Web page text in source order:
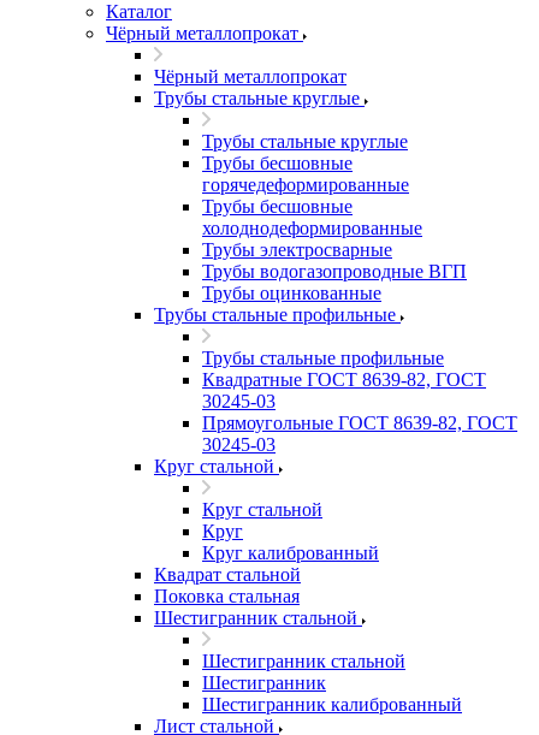
Каталог
Чёрный металлопрокат
Чёрный металлопрокат
Трубы стальные круглые
Трубы стальные круглые
Трубы бесшовные
горячедеформированные
Трубы бесшовные
холоднодеформированные
Трубы электросварные
Трубы водогазопроводные ВГП
Трубы оцинкованные
Трубы стальные профильные
Трубы стальные профильные
Квадратные ГОСТ 8639-82, ГОСТ
30245-03
Прямоугольные ГОСТ 8639-82, ГОСТ
30245-03
Круг стальной
Круг стальной
Круг
Круг калиброванный
Квадрат стальной
Поковка стальная
Шестигранник стальной
Шестигранник стальной
Шестигранник
Шестигранник калиброванный
Лист стальной